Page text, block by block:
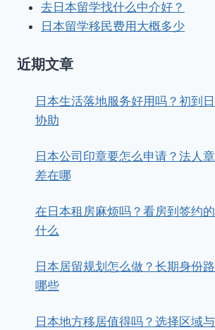
去日本留学找什么中介好？
日本留学移民费用大概多少
近期文章
日本生活落地服务好用吗？初到
协助
日本公司印章要怎么申请？法人
差在哪
在日本租房麻烦吗？看房到签约
什么
日本居留规划怎么做？长期身份
哪些
日本地方移居值得吗？选择区域